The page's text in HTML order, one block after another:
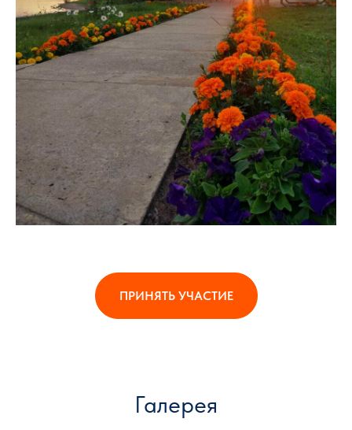
ПРИНЯТЬ УЧАСТИЕ
Галерея